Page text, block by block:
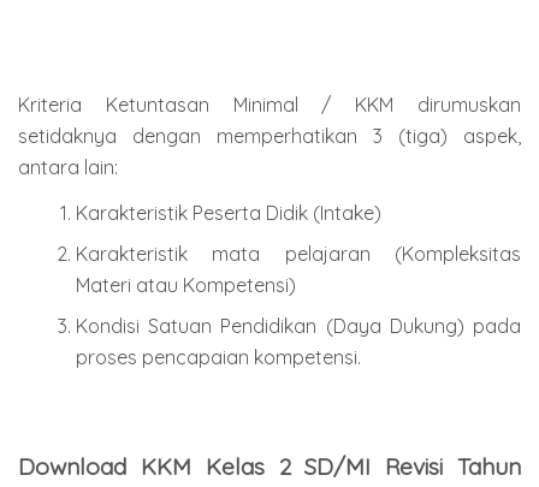
Kriteria Ketuntasan Minimal / KKM dirumuskan
setidaknya dengan memperhatikan 3 (tiga) aspek,
antara lain:
Karakteristik Peserta Didik (Intake)
Karakteristik mata pelajaran (Kompleksitas
Materi atau Kompetensi)
Kondisi Satuan Pendidikan (Daya Dukung) pada
proses pencapaian kompetensi.
Download KKM Kelas 2 SD/MI Revisi Tahun